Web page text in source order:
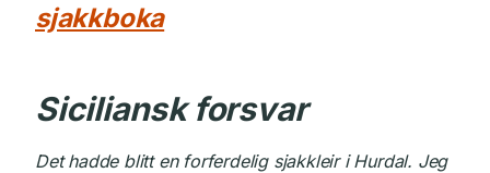
sjakkboka
Siciliansk forsvar
Det hadde blitt en forferdelig sjakkleir i Hurdal. Jeg